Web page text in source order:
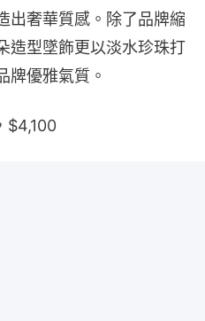
出奢華質感。除了品牌縮
造型墜飾更以淡水珍珠打
牌優雅氣質。
$4,100